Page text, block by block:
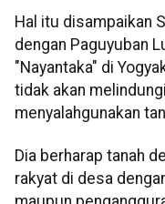
Hal itu disampaikan
dengan Paguyuban
"Nayantaka" di
tidak akan
menyalahgunakan
Dia berharap tanah
rakyat di desa